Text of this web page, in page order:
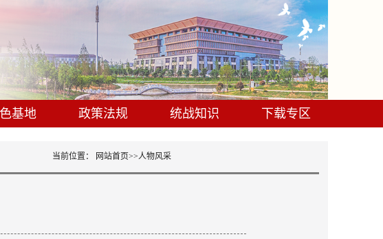
基地 政策法规 统战知识 下载专区
当前位置： 网站首页>>人物风采